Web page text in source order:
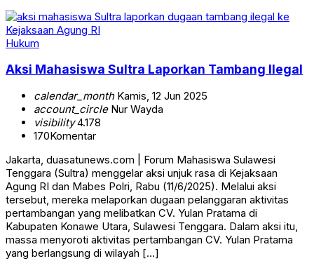
Hukum
Aksi Mahasiswa Sultra Laporkan Tambang Ilegal
calendar_monthKamis, 12 Jun 2025
account_circleNur Wayda
visibility4.178
170Komentar
Jakarta, duasatunews.com | Forum Mahasiswa Sulawesi
Tenggara (Sultra) menggelar aksi unjuk rasa di Kejaksaan
Agung RI dan Mabes Polri, Rabu (11/6/2025). Melalui aksi
tersebut, mereka melaporkan dugaan pelanggaran aktivitas
pertambangan yang melibatkan CV. Yulan Pratama di
Kabupaten Konawe Utara, Sulawesi Tenggara. Dalam aksi itu,
massa menyoroti aktivitas pertambangan CV. Yulan Pratama
yang berlangsung di wilayah […]